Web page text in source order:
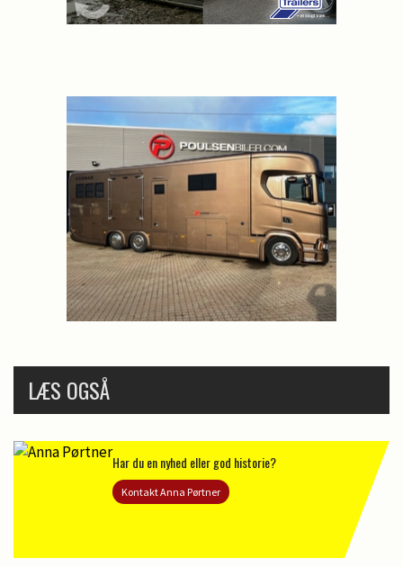
LÆS OGSÅ
Har du en nyhed eller god historie?
Kontakt Anna Pørtner